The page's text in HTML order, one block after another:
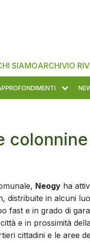
SIAMOARCHIVIO
Neogy ha
distribuite in alcuni
fast e in grado di
e in prossimità
cittadini e le aree